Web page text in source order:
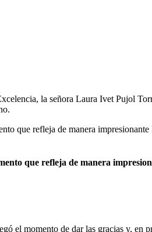
la señora Laura Ivet Pujol
que refleja de manera
el momento de dar las gracias y, en